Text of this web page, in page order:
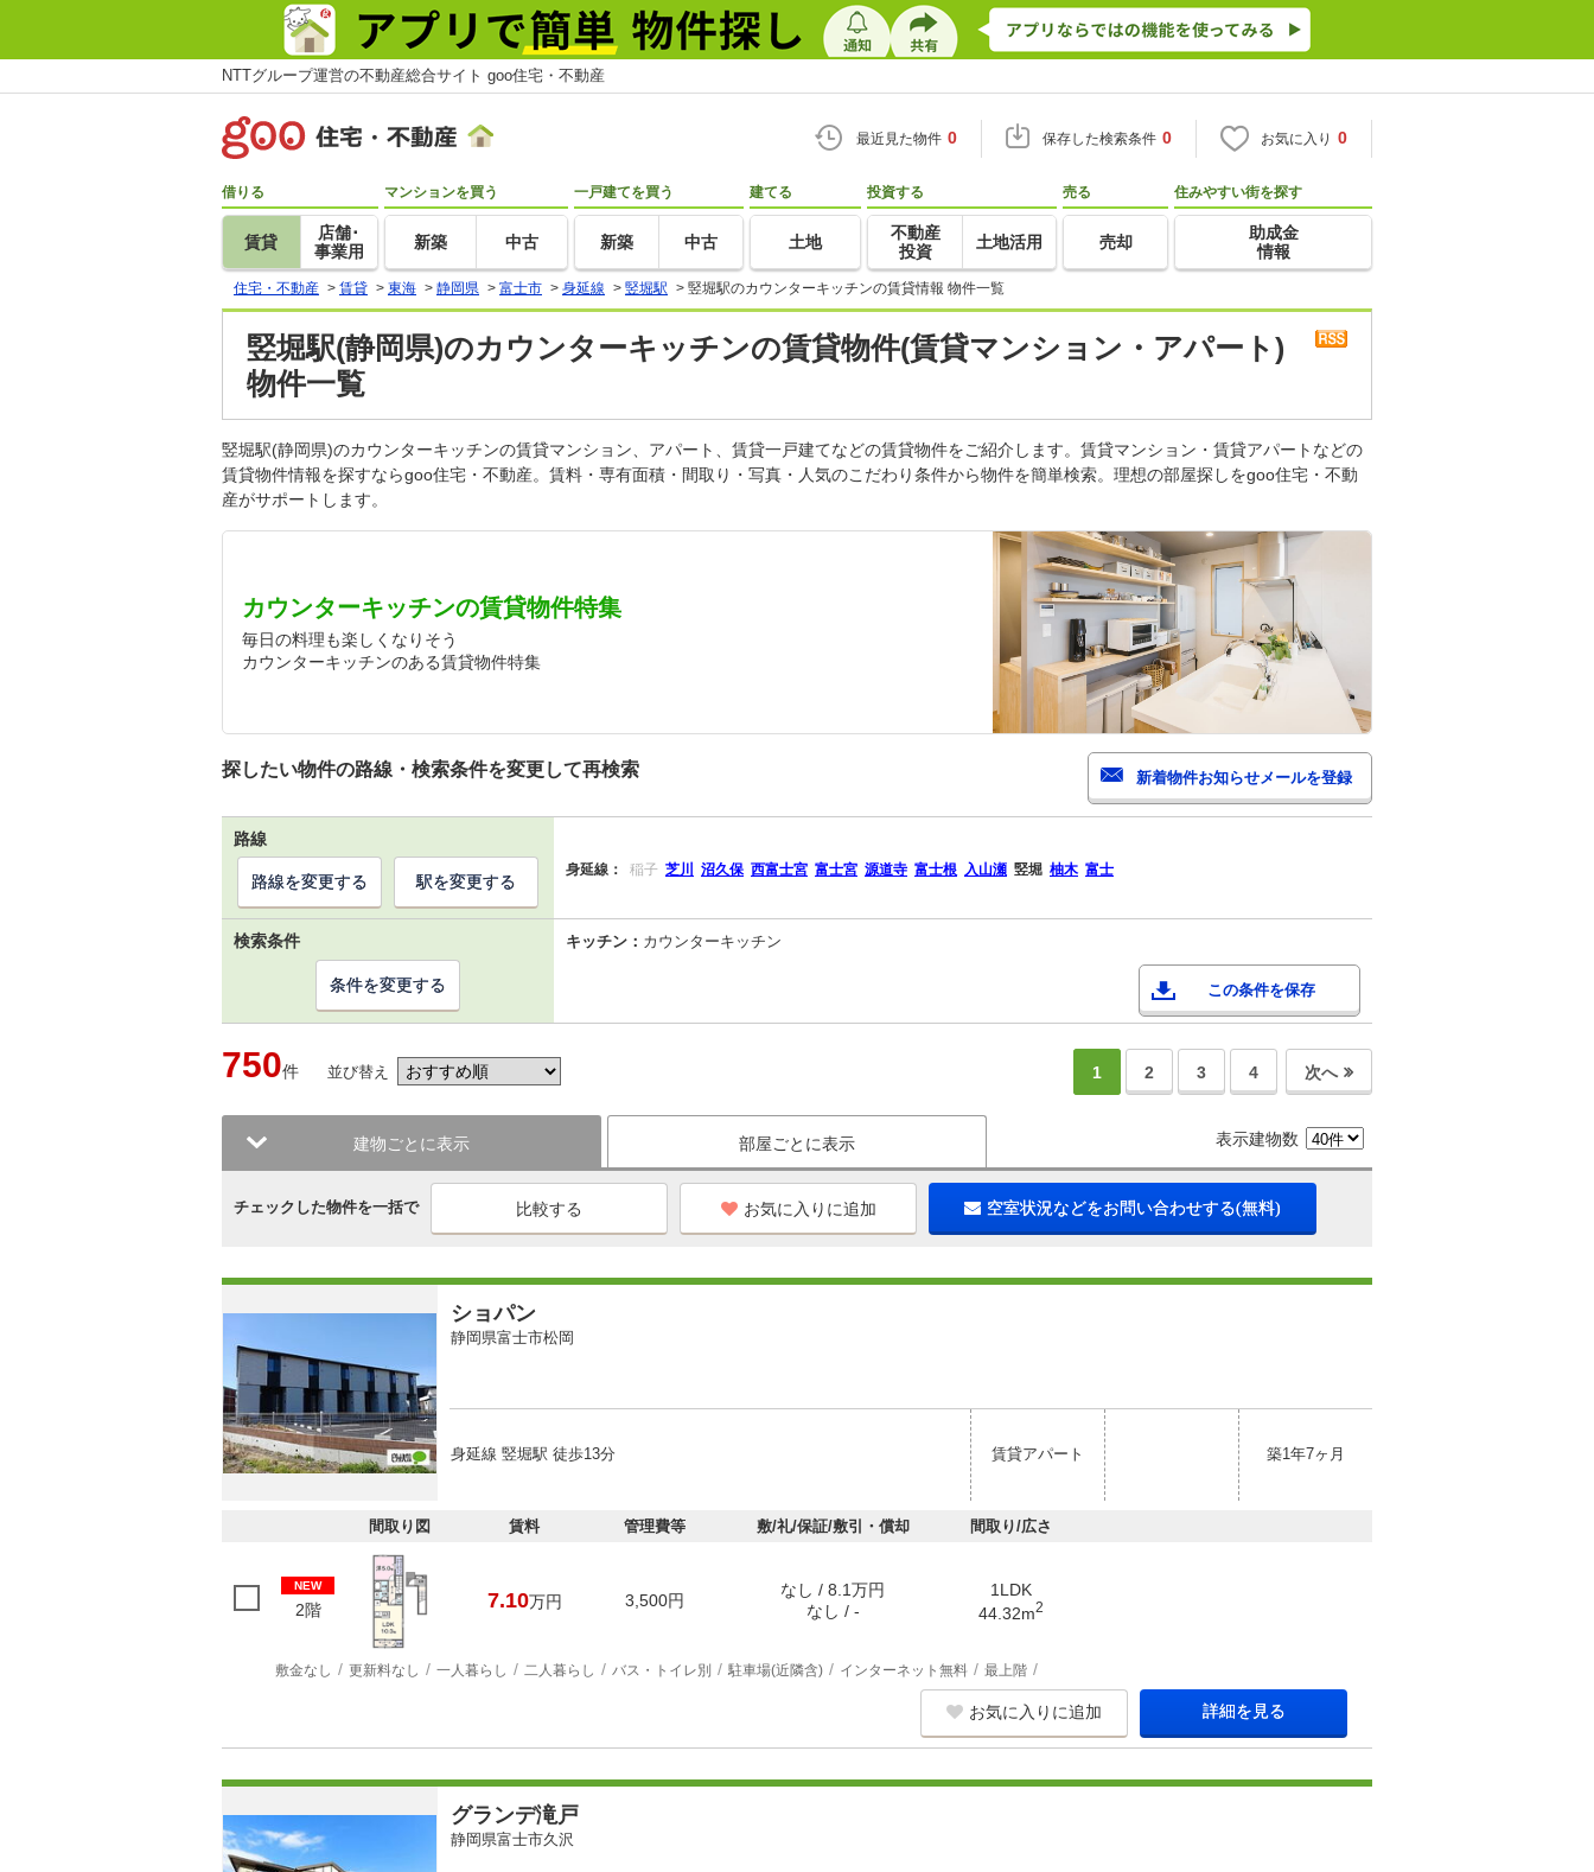
NTTグループ運営の不動産総合サイト goo住宅・不動産
最近見た物件 0 保存した検索条件 0 お気に入り 0
借りる
賃貸
店舗･
事業用
マンションを買う
新築 中古
一戸建てを買う
新築 中古
建てる
土地
投資する
不動産
投資
土地活用
売る
売却
住みやすい街を探す
助成金
情報
住宅・不動産 > 賃貸 > 東海 > 静岡県 > 富士市 > 身延線 > 竪堀駅 > 竪堀駅のカウンターキッチンの賃貸情報 物件一覧
竪堀駅(静岡県)のカウンターキッチンの賃貸物件(賃貸マンション・アパート)
物件一覧
竪堀駅(静岡県)のカウンターキッチンの賃貸マンション、アパート、賃貸一戸建てなどの賃貸物件をご紹介します。賃貸マンション・賃貸アパートなどの
賃貸物件情報を探すならgoo住宅・不動産。賃料・専有面積・間取り・写真・人気のこだわり条件から物件を簡単検索。理想の部屋探しをgoo住宅・不動
産がサポートします。
カウンターキッチンの賃貸物件特集
毎日の料理も楽しくなりそう
カウンターキッチンのある賃貸物件特集
探したい物件の路線・検索条件を変更して再検索
路線
身延線： 稲子 芝川 沼久保 西富士宮 富士宮 源道寺 富士根 入山瀬 竪堀 柚木 富士
路線を変更する 駅を変更する
検索条件 キッチン： カウンターキッチン
この条件を保存
条件を変更する
750件 並び替え 1 2 3 4 次へ
建物ごとに表示 部屋ごとに表示 表示建物数
チェックした物件を一括で お気に入りに追加 空室状況などをお問い合わせする(無料)
ショパン
静岡県富士市松岡
身延線 竪堀駅 徒歩13分 賃貸アパート 築1年7ヶ月
間取り図 賃料 管理費等 敷/礼/保証/敷引・償却 間取り/広さ
NEW
2階 7.10万円 3,500円
なし / 8.1万円
なし / -
1LDK
44.32m2
敷金なし 更新料なし 一人暮らし 二人暮らし バス・トイレ別 駐車場(近隣含) インターネット無料 最上階
お気に入りに追加 詳細を見る
グランデ滝戸
静岡県富士市久沢